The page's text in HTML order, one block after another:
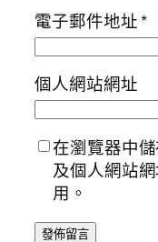
電子郵件地址*
個人網站網址
在瀏覽器中
及個人網站
用。